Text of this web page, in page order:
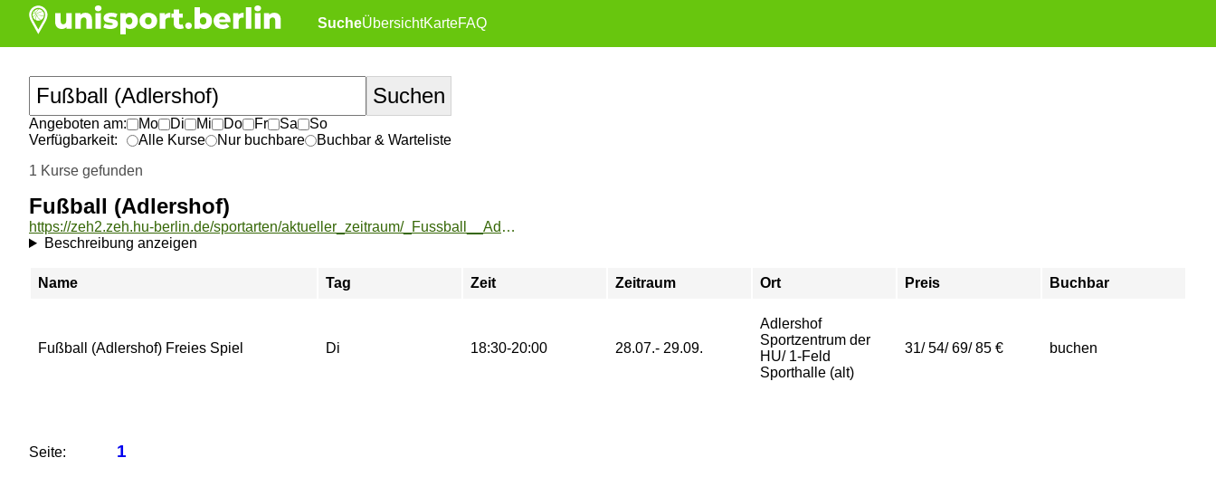
SucheÜbersichtKarteFAQ
Angeboten am: Mo Di Mi Do Fr Sa
So
Verfügbarkeit:
Alle Kurse Nur buchbare
Buchbar & Warteliste
1 Kurse gefunden
Fußball (Adlershof)
https://zeh2.zeh.hu-berlin.de/sportarten/aktueller_zeitraum/_Fussball__Adlershof_.html
Beschreibung anzeigen
Name Tag Zeit Zeitraum Ort Preis Buchbar
Fußball (Adlershof) Freies Spiel Di 18:30-20:00 28.07.- 29.09.
Adlershof
Sportzentrum der
HU/ 1-Feld
Sporthalle (alt)
31/ 54/ 69/ 85 € buchen
Seite: 1